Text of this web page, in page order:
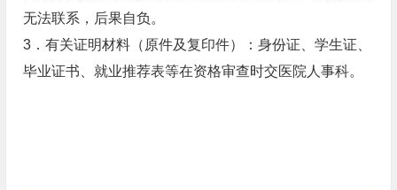
无法联系，后果自负。
3．有关证明材料（原件及复印件）：身份证、学生证、
毕业证书、就业推荐表等在资格审查时交医院人事科。